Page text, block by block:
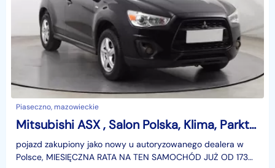
Piaseczno, mazowieckie
Mitsubishi ASX , Salon Polska, Klima, Parktronic
pojazd zakupiony jako nowy u autoryzowanego dealera w
Polsce, MIESIĘCZNA RATA NA TEN SAMOCHÓD JUŻ OD 173